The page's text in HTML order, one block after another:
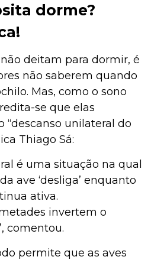
Outros Pets
Notícias
Mamíferos
Higiene
dorme?
deitam para dormir, é
não saberem quando
Mas, como o sono
se que elas
“descanso unilateral do
Thiago Sá:
é uma situação na qual
ave ‘desliga’ enquanto
ativa.
invertem o
comentou.
permite que as aves